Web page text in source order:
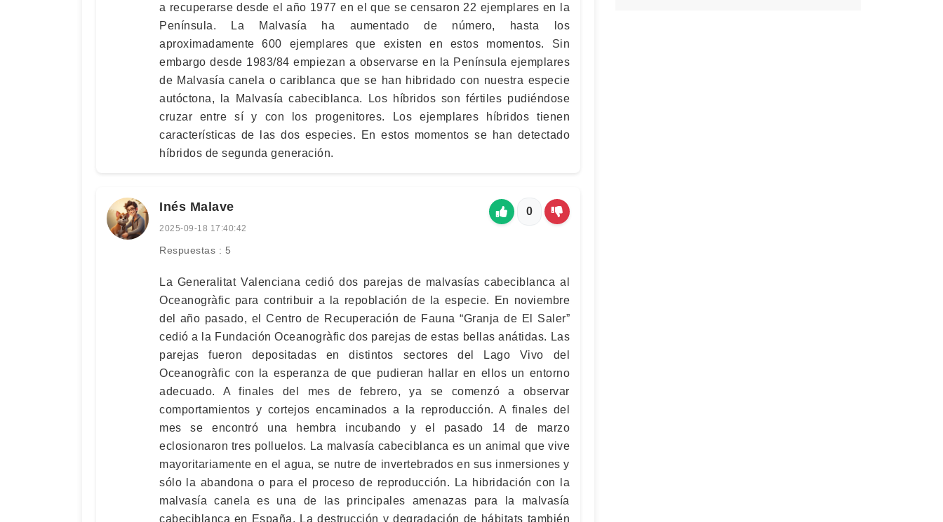
a recuperarse desde el año 1977 en el que se censaron 22 ejemplares en la
Península. La Malvasía ha aumentado de número, hasta los
aproximadamente 600 ejemplares que existen en estos momentos. Sin
embargo desde 1983/84 empiezan a observarse en la Península ejemplares
de Malvasía canela o cariblanca que se han hibridado con nuestra especie
autóctona, la Malvasía cabeciblanca. Los híbridos son fértiles pudiéndose
cruzar entre sí y con los progenitores. Los ejemplares híbridos tienen
características de las dos especies. En estos momentos se han detectado
híbridos de segunda generación.
Inés Malave
2025-09-18 17:40:42
Respuestas : 5
0
La Generalitat Valenciana cedió dos parejas de malvasías cabeciblanca al
Oceanogràfic para contribuir a la repoblación de la especie. En noviembre
del año pasado, el Centro de Recuperación de Fauna “Granja de El Saler”
cedió a la Fundación Oceanogràfic dos parejas de estas bellas anátidas. Las
parejas fueron depositadas en distintos sectores del Lago Vivo del
Oceanogràfic con la esperanza de que pudieran hallar en ellos un entorno
adecuado. A finales del mes de febrero, ya se comenzó a observar
comportamientos y cortejos encaminados a la reproducción. A finales del
mes se encontró una hembra incubando y el pasado 14 de marzo
eclosionaron tres polluelos. La malvasía cabeciblanca es un animal que vive
mayoritariamente en el agua, se nutre de invertebrados en sus inmersiones y
sólo la abandona o para el proceso de reproducción. La hibridación con la
malvasía canela es una de las principales amenazas para la malvasía
cabeciblanca en España. La destrucción y degradación de hábitats también